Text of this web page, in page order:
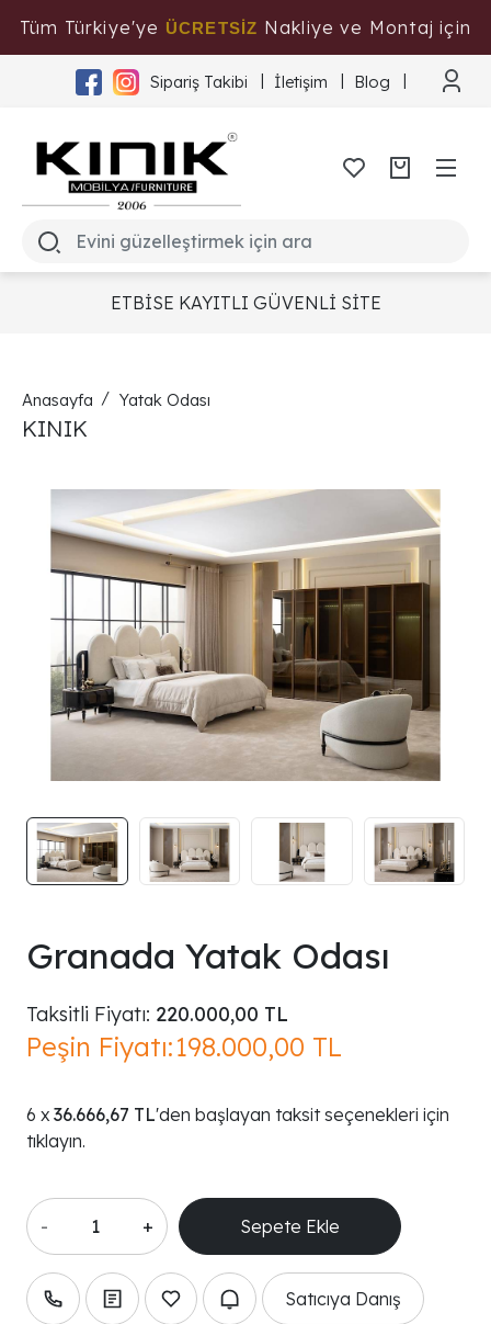
Tüm Türkiye'ye ÜCRETSİZ Nakliye ve Montaj için
Tıklayınız
Sipariş Takibi İletişim Blog
ETBİSE KAYITLI GÜVENLİ SİTE
Anasayfa Yatak Odası
KINIK
Granada Yatak Odası
Taksitli Fiyatı: 220.000,00 TL
Peşin Fiyatı:198.000,00 TL
36.666,67 TL'den başlayan taksit seçenekleri için
tıklayın.
- +
Satıcıya Danış